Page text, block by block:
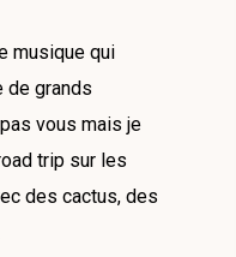
musique qui
de grands
vous mais je
trip sur les
des cactus, des